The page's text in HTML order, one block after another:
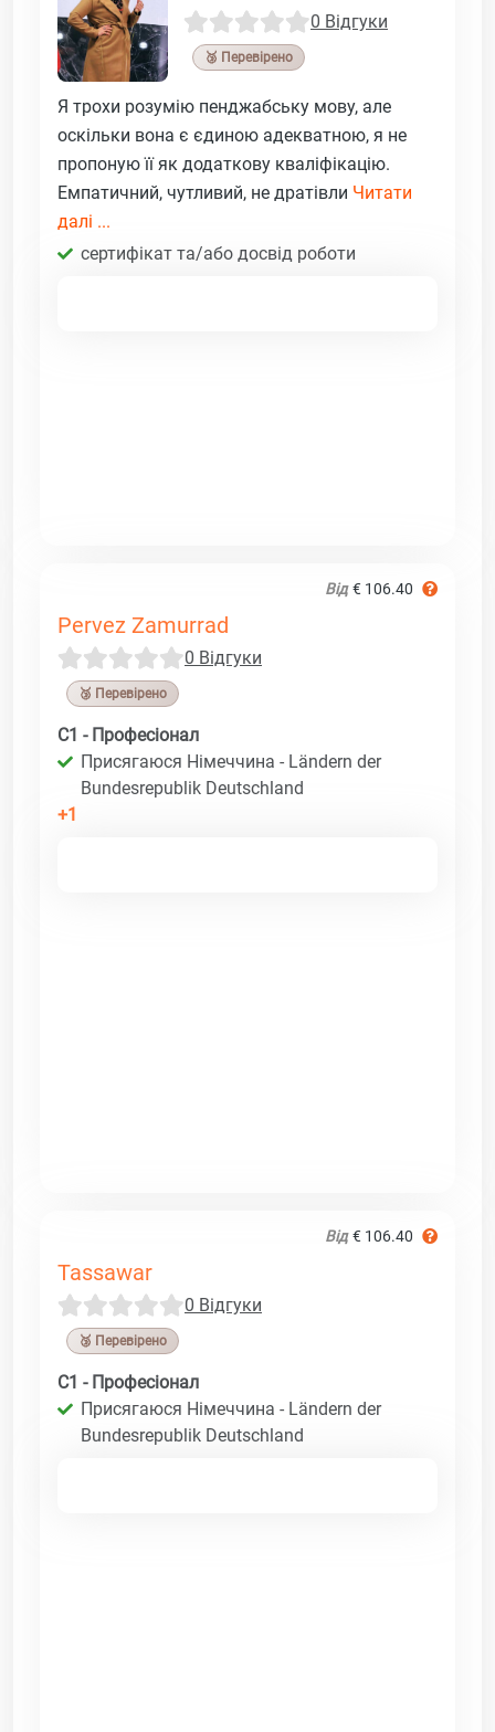
0 Відгуки
🥉 Перевірено
Я трохи розумію пенджабську мову, але
оскільки вона є єдиною адекватною, я не
пропоную її як додаткову кваліфікацію.
Емпатичний, чутливий, не дратівли Читати
далі ...
сертифікат та/або досвід роботи
Від € 106.40
Pervez Zamurrad
0 Відгуки
🥉 Перевірено
C1 - Професіонал
Присягаюся Німеччина - Ländern der
Bundesrepublik Deutschland
+1
Від € 106.40
Tassawar
0 Відгуки
🥉 Перевірено
C1 - Професіонал
Присягаюся Німеччина - Ländern der
Bundesrepublik Deutschland